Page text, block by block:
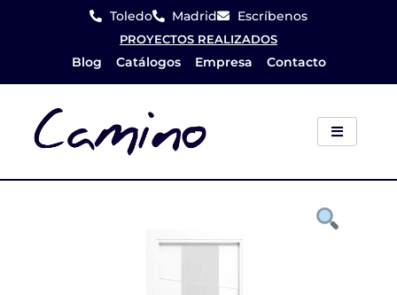
Toledo Madrid Escríbenos
PROYECTOS REALIZADOS
Blog Catálogos Empresa Contacto